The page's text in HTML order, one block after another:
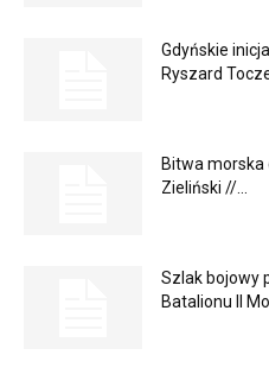
Gdyńskie
Ryszard
Bitwa morska
Zieliński //...
Szlak bojowy
Batalionu II